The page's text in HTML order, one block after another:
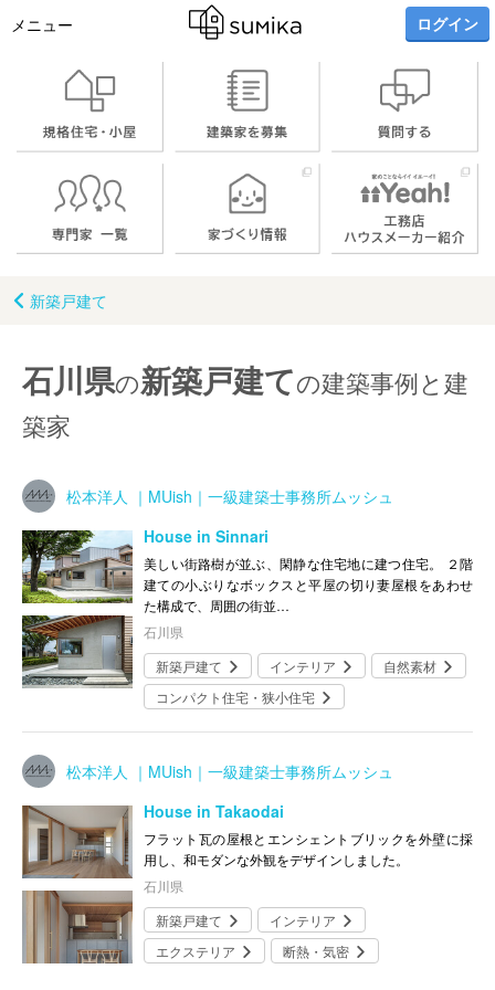
メニュー ログイン
新築戸建て
石川県の新築戸建ての建築事例と建
築家
松本洋人 ｜MUish｜一級建築士事務所ムッシュ
House in Sinnari
美しい街路樹が並ぶ、閑静な住宅地に建つ住宅。 ２階
建ての小ぶりなボックスと平屋の切り妻屋根をあわせ
た構成で、周囲の街並…
石川県
新築戸建て
インテリア
自然素材
コンパクト住宅・狭小住宅
松本洋人 ｜MUish｜一級建築士事務所ムッシュ
House in Takaodai
フラット瓦の屋根とエンシェントブリックを外壁に採
用し、和モダンな外観をデザインしました。
石川県
新築戸建て
インテリア
エクステリア
断熱・気密